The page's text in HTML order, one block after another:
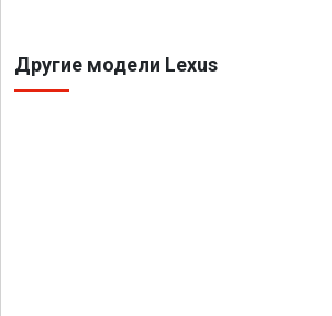
Другие модели Lexus